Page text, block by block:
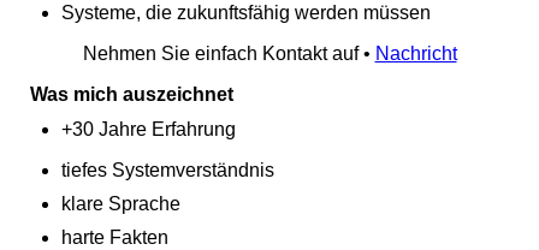
Systeme, die zukunftsfähig werden müssen
Nehmen Sie einfach Kontakt auf • Nachricht
Was mich auszeichnet
+30 Jahre Erfahrung
tiefes Systemverständnis
klare Sprache
harte Fakten